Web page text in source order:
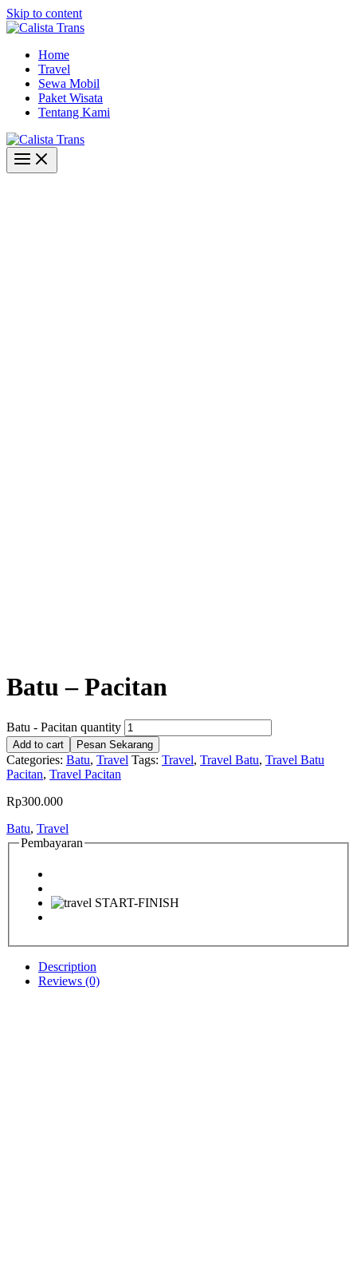
Skip to content
Home
Travel
Sewa Mobil
Paket Wisata
Tentang Kami
Batu – Pacitan
Batu - Pacitan quantity
Add to cart Pesan Sekarang
Categories: Batu, Travel Tags: Travel, Travel Batu, Travel Batu
Pacitan, Travel Pacitan
Rp300.000
Batu, Travel
Pembayaran
Description
Reviews (0)